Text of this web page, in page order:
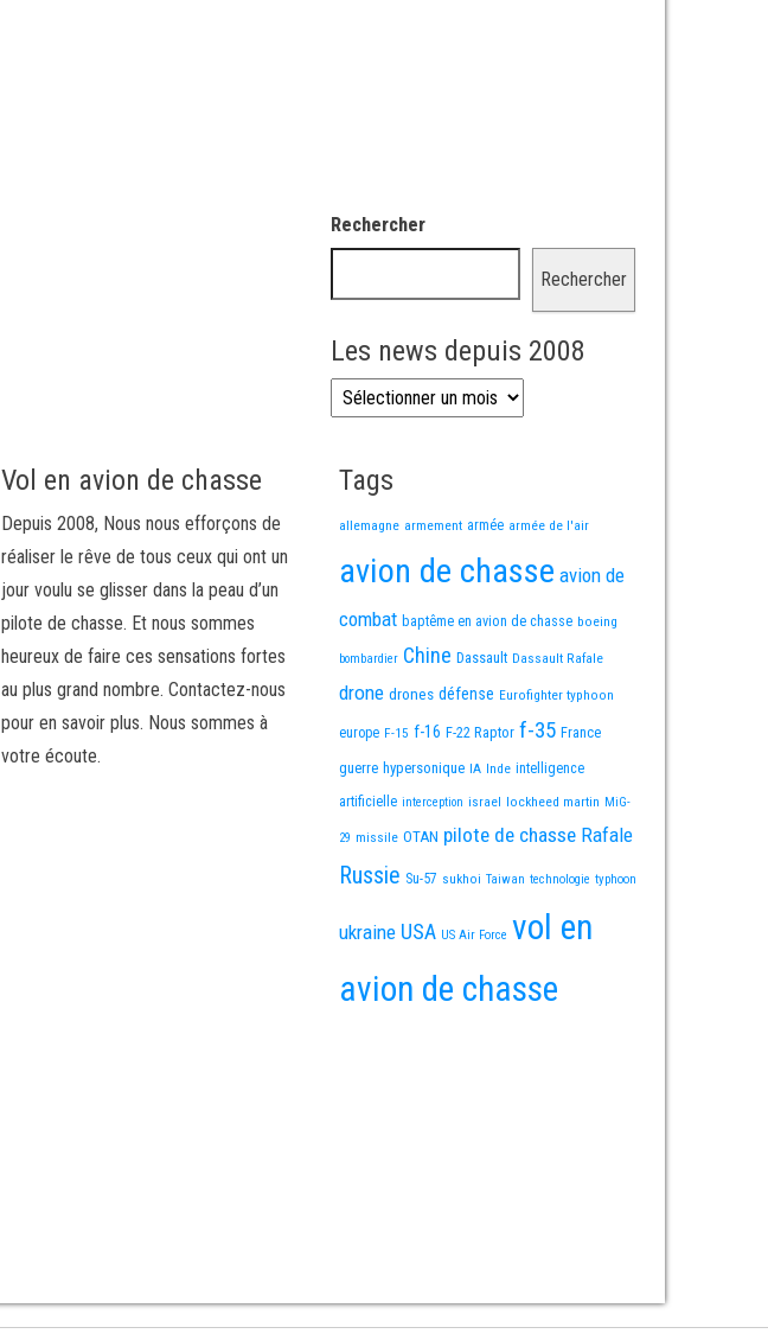
Rechercher
Rechercher
Les news depuis 2008
Les news depuis 2008
Vol en avion de chasse
Depuis 2008, Nous nous efforçons de
réaliser le rêve de tous ceux qui ont un
jour voulu se glisser dans la peau d’un
pilote de chasse. Et nous sommes
heureux de faire ces sensations fortes
au plus grand nombre. Contactez-nous
pour en savoir plus. Nous sommes à
votre écoute.
Tags
allemagne armement armée armée de l'air
avion de chasse avion de
combat baptême en avion de chasse boeing
bombardier Chine Dassault Dassault Rafale
drone drones défense Eurofighter typhoon
europe F-15 f-16 F-22 Raptor f-35 France
guerre hypersonique IA Inde intelligence
artificielle interception israel lockheed martin MiG-
29 missile OTAN pilote de chasse Rafale
Russie Su-57 sukhoi Taiwan technologie typhoon
ukraine USA US Air Force vol en
avion de chasse